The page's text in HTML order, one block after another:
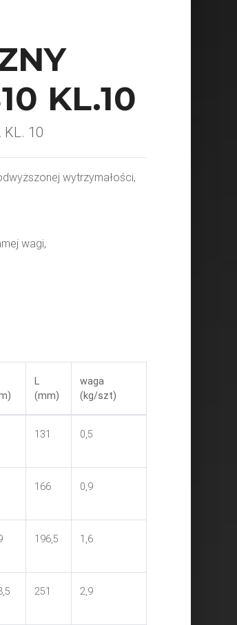
KL.10
KL. 10
wytrzymałości,
wagi,
L
(mm)
waga
(kg/szt)
131 0,5
166 0,9
196,5 1,6
251 2,9